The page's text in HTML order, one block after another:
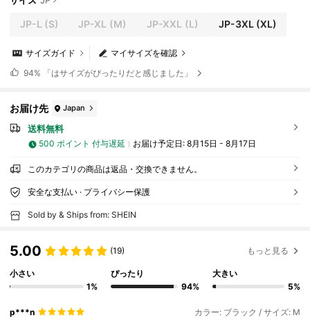
JP-L (S) JP-XL (M) JP-XXL (L) JP-3XL(XL)
マイサイズを確認
サイズガイド
94% 「はサイズがぴったりだと感じました」
お届け先 Japan
送料無料
500 ポイント 付与遅延 お届け予定日: 8月15日 - 8月17日
このカテゴリの商品は返品・交換できません。
安全な支払い · プライバシー保護
Sold by & Ships from: SHEIN
5.00 (19) もっと見る
小さい
1%
ぴったり
94%
大きい
5%
p***n カラー: ブラック / サイズ: M